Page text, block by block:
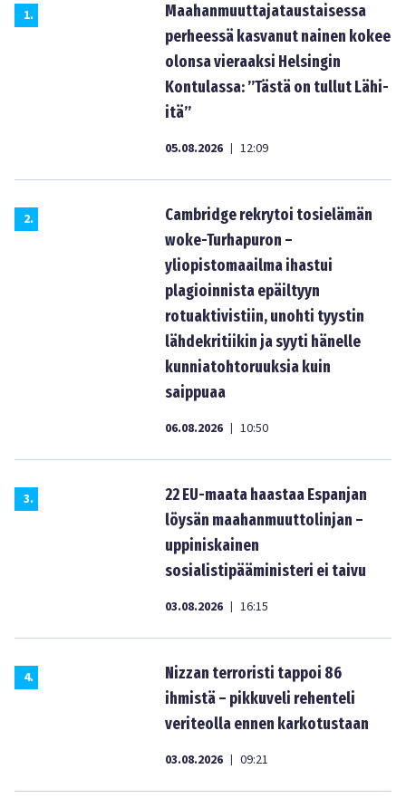
1.
Maahanmuuttajataustaisessa
perheessä kasvanut nainen kokee
olonsa vieraaksi Helsingin
Kontulassa: ”Tästä on tullut Lähi-
itä”
05.08.2026 | 12:09
2.
Cambridge rekrytoi tosielämän
woke-Turhapuron –
yliopistomaailma ihastui
plagioinnista epäiltyyn
rotuaktivistiin, unohti tyystin
lähdekritiikin ja syyti hänelle
kunniatohtoruuksia kuin
saippuaa
06.08.2026 | 10:50
3.
22 EU-maata haastaa Espanjan
löysän maahanmuuttolinjan –
uppiniskainen
sosialistipääministeri ei taivu
03.08.2026 | 16:15
4.
Nizzan terroristi tappoi 86
ihmistä – pikkuveli rehenteli
veriteolla ennen karkotustaan
03.08.2026 | 09:21